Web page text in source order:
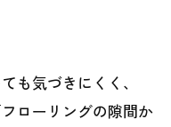
も気づきにくく、
ローリングの隙間か